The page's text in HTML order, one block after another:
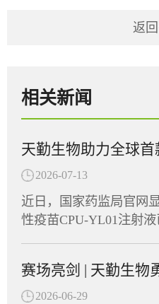
返
相关新闻
2026-07-13
近日，国家药监局官网
性疫苗CPU-YL01注射
用前景。CPU-YL01注
有限公司与中国药科大
2026-06-29